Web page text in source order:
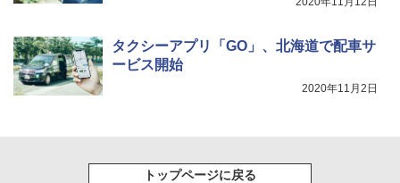
タクシーアプリ「GO」、北海道で配車サ
ービス開始
2020年11月2日
トップページに戻る